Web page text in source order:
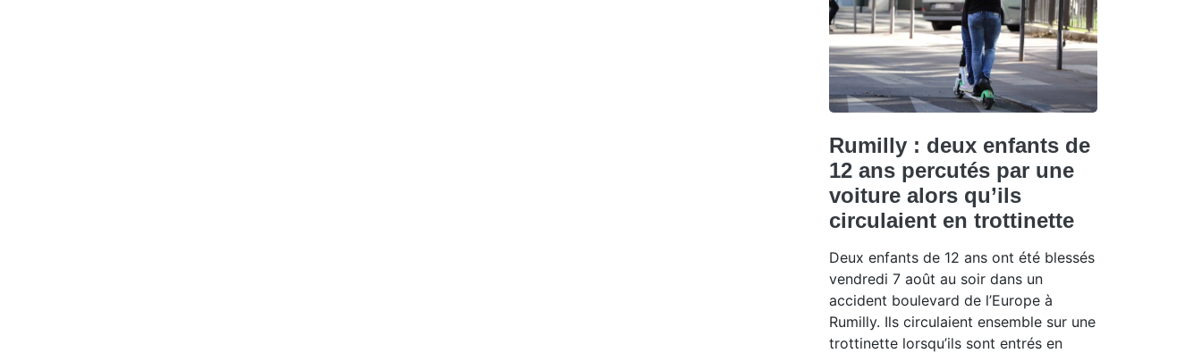
Rumilly : deux enfants de
12 ans percutés par une
voiture alors qu’ils
circulaient en trottinette
Deux enfants de 12 ans ont été blessés
vendredi 7 août au soir dans un
accident boulevard de l’Europe à
Rumilly. Ils circulaient ensemble sur une
trottinette lorsqu’ils sont entrés en